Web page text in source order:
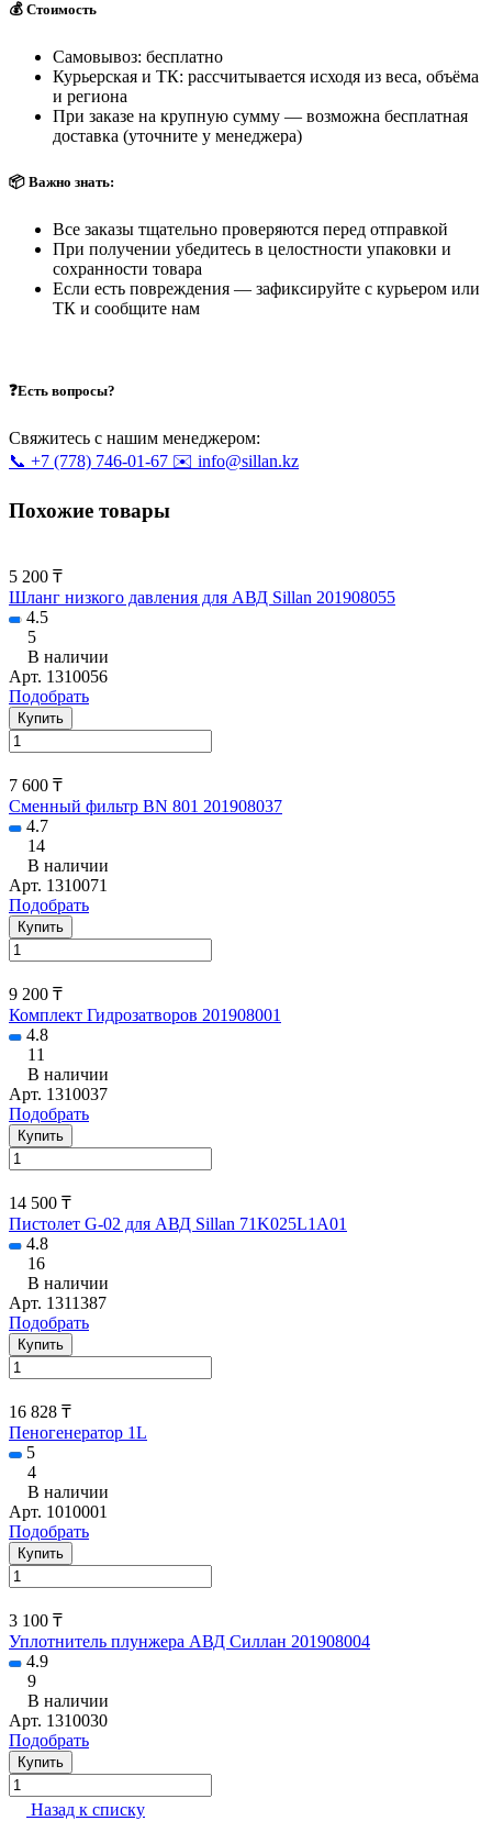
💰 Стоимость
Самовывоз: бесплатно
Курьерская и ТК: рассчитывается исходя из веса, объёма
и региона
При заказе на крупную сумму — возможна бесплатная
доставка (уточните у менеджера)
📦 Важно знать:
Все заказы тщательно проверяются перед отправкой
При получении убедитесь в целостности упаковки и
сохранности товара
Если есть повреждения — зафиксируйте с курьером или
ТК и сообщите нам
❓Есть вопросы?
Свяжитесь с нашим менеджером:
📞 +7 (778) 746-01-67 ✉️ info@sillan.kz
Похожие товары
5 200 ₸
Шланг низкого давления для АВД Sillan 201908055
4.5
5
В наличии
Арт. 1310056
Подобрать
Купить
7 600 ₸
Сменный фильтр BN 801 201908037
4.7
14
В наличии
Арт. 1310071
Подобрать
Купить
9 200 ₸
Комплект Гидрозатворов 201908001
4.8
11
В наличии
Арт. 1310037
Подобрать
Купить
14 500 ₸
Пистолет G-02 для АВД Sillan 71K025L1A01
4.8
16
В наличии
Арт. 1311387
Подобрать
Купить
16 828 ₸
Пеногенератор 1L
5
4
В наличии
Арт. 1010001
Подобрать
Купить
3 100 ₸
Уплотнитель плунжера АВД Силлан 201908004
4.9
9
В наличии
Арт. 1310030
Подобрать
Купить
Назад к списку